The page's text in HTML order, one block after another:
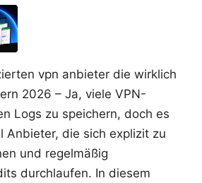
vpn anbieter die wirklich
2026 – Ja, viele VPN-
Logs zu speichern, doch es
Anbieter, die sich explizit zu
und regelmäßig
durchlaufen. In diesem